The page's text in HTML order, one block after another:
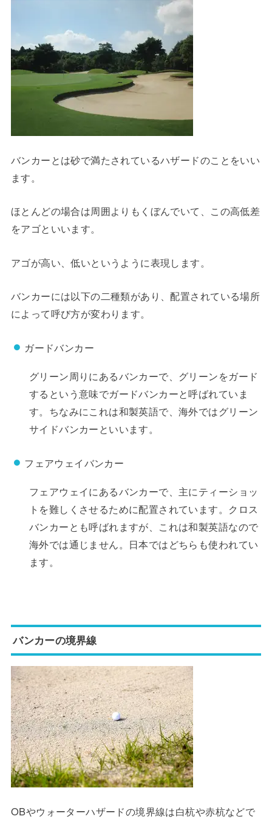
バンカーとは砂で満たされているハザードのことをいい
ます。
ほとんどの場合は周囲よりもくぼんでいて、この高低差
をアゴといいます。
アゴが高い、低いというように表現します。
バンカーには以下の二種類があり、配置されている場所
によって呼び方が変わります。
ガードバンカー
グリーン周りにあるバンカーで、グリーンをガード
するという意味でガードバンカーと呼ばれていま
す。ちなみにこれは和製英語で、海外ではグリーン
サイドバンカーといいます。
フェアウェイバンカー
フェアウェイにあるバンカーで、主にティーショッ
トを難しくさせるために配置されています。クロス
バンカーとも呼ばれますが、これは和製英語なので
海外では通じません。日本ではどちらも使われてい
ます。
バンカーの境界線
OBやウォーターハザードの境界線は白杭や赤杭などで